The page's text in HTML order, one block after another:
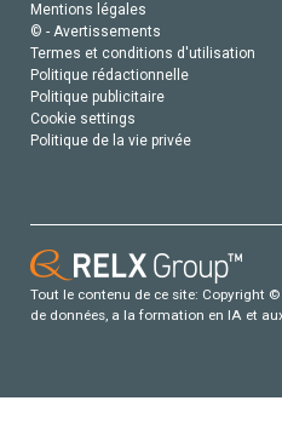
Mentions légales
© - Avertissements
Termes et conditions d'utilisation
Politique rédactionnelle
Politique publicitaire
Cookie settings
Politique de la vie privée
Tout le contenu de ce site: Copyright
de données, a la formation en IA et